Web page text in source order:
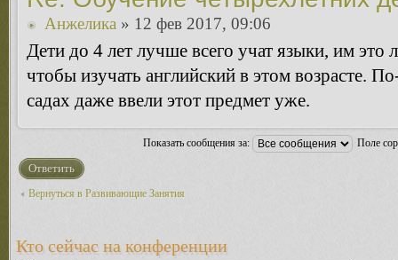
Анжелика » 12 фев 2017, 09:06
Дети до 4 лет лучше всего учат языки, им это
чтобы изучать английский в этом возрасте.
садах даже ввели этот предмет уже.
Показать сообщения за: Поле
Ответить
Вернуться в Развивающие Занятия
Кто сейчас на конференции